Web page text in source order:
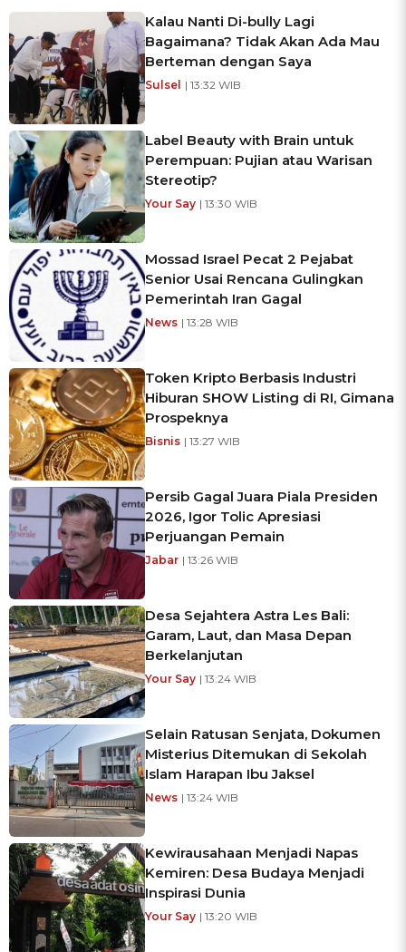
Kalau Nanti Di-bully Lagi
Bagaimana? Tidak Akan Ada Mau
Berteman dengan Saya
Sulsel | 13:32 WIB
Label Beauty with Brain untuk
Perempuan: Pujian atau Warisan
Stereotip?
Your Say | 13:30 WIB
Mossad Israel Pecat 2 Pejabat
Senior Usai Rencana Gulingkan
Pemerintah Iran Gagal
News | 13:28 WIB
Token Kripto Berbasis Industri
Hiburan SHOW Listing di RI, Gimana
Prospeknya
Bisnis | 13:27 WIB
Persib Gagal Juara Piala Presiden
2026, Igor Tolic Apresiasi
Perjuangan Pemain
Jabar | 13:26 WIB
Desa Sejahtera Astra Les Bali:
Garam, Laut, dan Masa Depan
Berkelanjutan
Your Say | 13:24 WIB
Selain Ratusan Senjata, Dokumen
Misterius Ditemukan di Sekolah
Islam Harapan Ibu Jaksel
News | 13:24 WIB
Kewirausahaan Menjadi Napas
Kemiren: Desa Budaya Menjadi
Inspirasi Dunia
Your Say | 13:20 WIB